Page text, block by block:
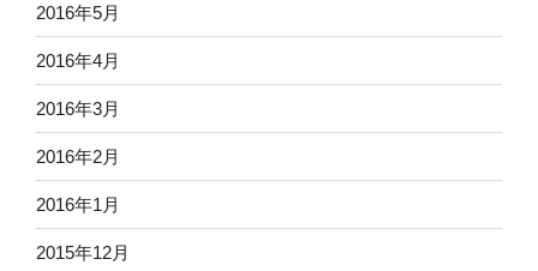
2016年5月
2016年4月
2016年3月
2016年2月
2016年1月
2015年12月